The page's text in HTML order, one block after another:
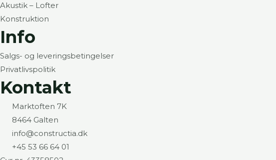
Akustik – Lofter
Konstruktion
Info
Salgs- og leveringsbetingelser
Privatlivspolitik
Kontakt
Marktoften 7K
8464 Galten
info@constructia.dk
+45 53 66 64 01